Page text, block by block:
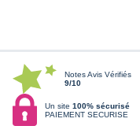
Notes Avis Vérifiés
9/10
Un site 100% sécurisé
PAIEMENT SECURISE